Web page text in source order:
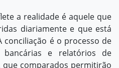
a realidade é aquele que
diariamente e que está
conciliação é o processo de
bancárias e relatórios de
que comparados permitirão